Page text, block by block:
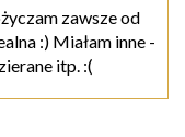
zawsze od
:) Miałam inne -
itp. :(